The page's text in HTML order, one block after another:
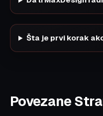
Šta je prvi korak
Povezane